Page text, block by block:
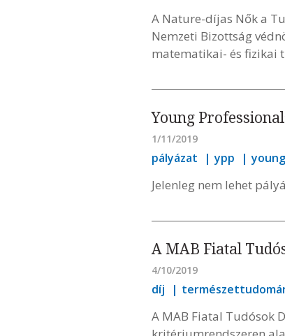
A Nature-díjas Nők a
Nemzeti Bizottság
matematikai- és fizikai
Young
1/11/2019
pályázat ypp
Jelenleg nem lehet
A MAB Fiatal
4/10/2019
díj
A MAB Fiatal Tudósok